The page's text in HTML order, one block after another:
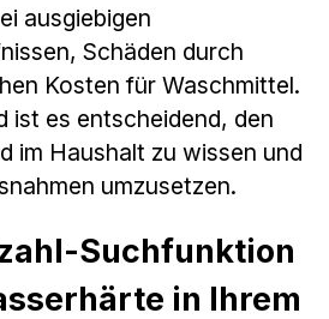
ausgiebigen
Schäden durch
Kosten für Waschmittel.
ist es entscheidend, den
im Haushalt zu wissen und
umzusetzen.
Suchfunktion
in Ihrem